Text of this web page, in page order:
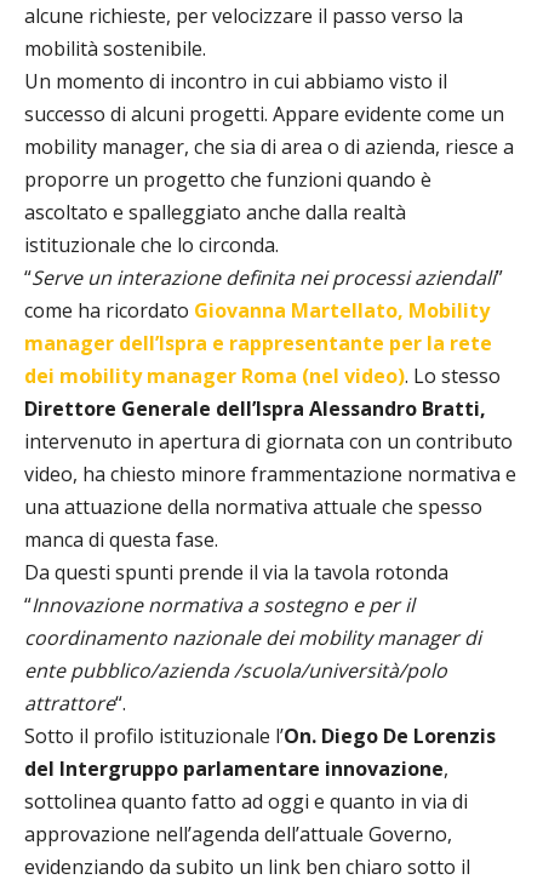
alcune richieste, per velocizzare il passo verso la
mobilità sostenibile.
Un momento di incontro in cui abbiamo visto il
successo di alcuni progetti. Appare evidente come un
mobility manager, che sia di area o di azienda, riesce a
proporre un progetto che funzioni quando è
ascoltato e spalleggiato anche dalla realtà
istituzionale che lo circonda.
“Serve un interazione definita nei processi aziendali”
come ha ricordato Giovanna Martellato, Mobility
manager dell’Ispra e rappresentante per la rete
dei mobility manager Roma (nel video). Lo stesso
Direttore Generale dell’Ispra Alessandro Bratti,
intervenuto in apertura di giornata con un contributo
video, ha chiesto minore frammentazione normativa e
una attuazione della normativa attuale che spesso
manca di questa fase.
Da questi spunti prende il via la tavola rotonda
“Innovazione normativa a sostegno e per il
coordinamento nazionale dei mobility manager di
ente pubblico/azienda /scuola/università/polo
attrattore“.
Sotto il profilo istituzionale l’On. Diego De Lorenzis
del Intergruppo parlamentare innovazione,
sottolinea quanto fatto ad oggi e quanto in via di
approvazione nell’agenda dell’attuale Governo,
evidenziando da subito un link ben chiaro sotto il